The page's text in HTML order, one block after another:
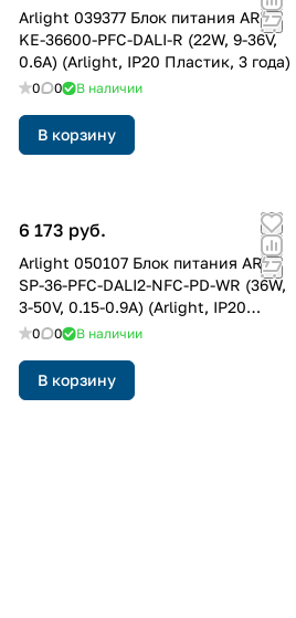
Arlight 039377 Блок питания ARJ-
KE-36600-PFC-DALI-R (22W, 9-36V,
0.6A) (Arlight, IP20 Пластик, 3 года)
0 0 В наличии
В корзину
6 173 руб.
Arlight 050107 Блок питания ARJ-
SP-36-PFC-DALI2-NFC-PD-WR (36W,
3-50V, 0.15-0.9A) (Arlight, IP20
Пластик, 5 лет)
0 0 В наличии
В корзину